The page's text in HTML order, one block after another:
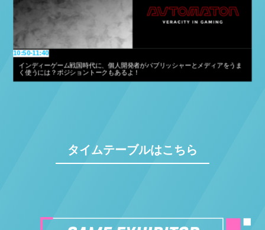
13:10-14:00
「SAND LAND」を実例とした、原作を元にしたオープンワールドゲーム制作
タイムテーブルはこちら